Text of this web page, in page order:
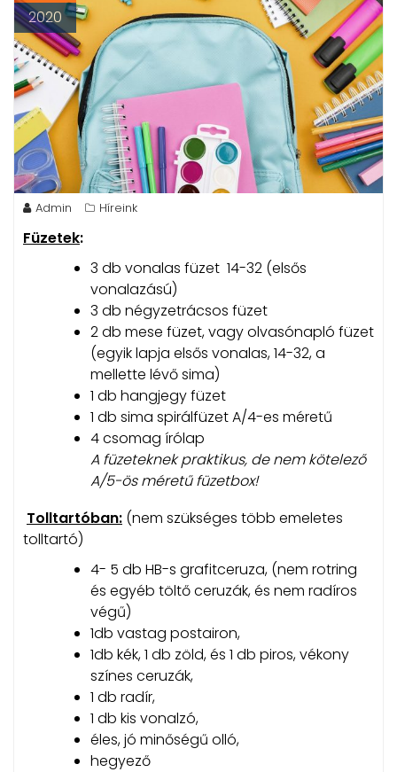
2020
Admin Híreink
Füzetek:
3 db vonalas füzet 14-32 (elsős
vonalazású)
3 db négyzetrácsos füzet
2 db mese füzet, vagy olvasónapló füzet
(egyik lapja elsős vonalas, 14-32, a
mellette lévő sima)
1 db hangjegy füzet
1 db sima spirálfüzet A/4-es méretű
4 csomag írólap
A füzeteknek praktikus, de nem kötelező
A/5-ös méretű füzetbox!
Tolltartóban: (nem szükséges több emeletes
tolltartó)
4- 5 db HB-s grafitceruza, (nem rotring
és egyéb töltő ceruzák, és nem radíros
végű)
1db vastag postairon,
1db kék, 1 db zöld, és 1 db piros, vékony
színes ceruzák,
1 db radír,
1 db kis vonalzó,
éles, jó minőségű olló,
hegyező